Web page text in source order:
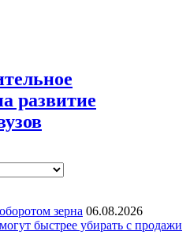
развитие
зерна 06.08.2026
быстрее убирать с продажи